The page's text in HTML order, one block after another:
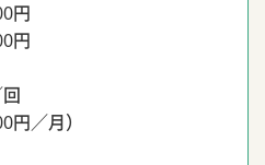
円
円
円／月）